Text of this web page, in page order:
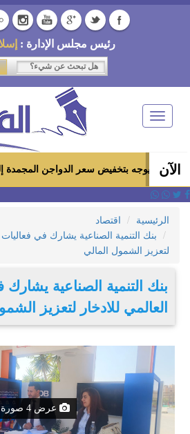
رئيس مجلس الإدارة :
Toggle
navigation
الآن
سعر الدواجن المجمدة إلى 100 جنيه للكيلو بالمجمعات الاستهلاكية ومعارض «أهلاً رمضان»
الرئيسية
اقتصاد
بنك التنمية الصناعية يشارك في فعاليات
لتعزيز الشمول المالي
بنك التنمية الصناعية يشارك
العالمي للادخار لتعزيز
عرض 4 صورة